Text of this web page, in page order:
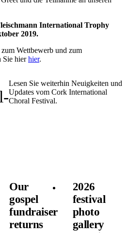
International Trophy
2019.
Wettbewerb und zum
Sie hierhier.
Lesen Sie weiterhin Neuigkeiten und
Updates vom Cork International
Choral Festival.
Our
gospel
fundraiser
returns
2026
festival
photo
gallery